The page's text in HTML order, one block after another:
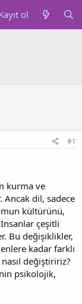
ol
#1
kurma ve
Ancak dil, sadece
kültürünü,
İnsanlar çeşitli
Bu değişiklikler,
kadar farklı
değiştiririz?
psikolojik,